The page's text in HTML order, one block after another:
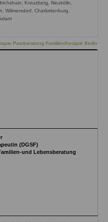
Kreuzberg, Neukölln,
Wilmersdorf, Charlottenburg,
Paarberatung Familientherapie Berlin
(DGSF)
und Lebensberatung